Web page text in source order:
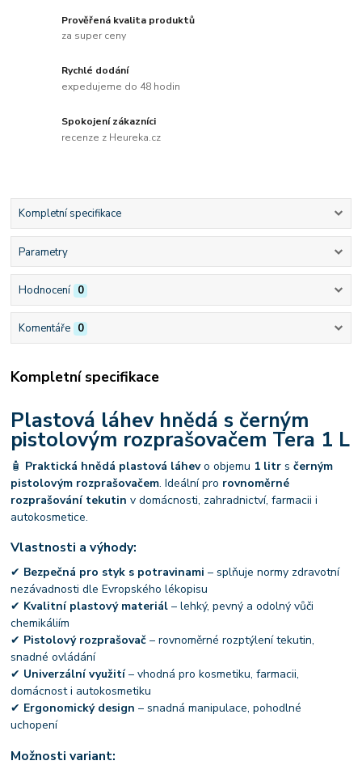
Prověřená kvalita produktů
za super ceny
Rychlé dodání
expedujeme do 48 hodin
Spokojení zákazníci
recenze z Heureka.cz
Kompletní specifikace
Parametry
Hodnocení 0
Komentáře 0
Kompletní specifikace
Plastová láhev hnědá s černým
pistolovým rozprašovačem Tera 1 L
🧴 Praktická hnědá plastová láhevo objemu 1 litr sčerným
pistolovým rozprašovačem. Ideální pro rovnoměrné
rozprašování tekutin v domácnosti, zahradnictví, farmacii i
autokosmetice.
Vlastnosti a výhody:
✔ Bezpečná pro styk s potravinami – splňuje normy zdravotní
nezávadnosti dle Evropského lékopisu
✔ Kvalitní plastový materiál – lehký, pevný a odolný vůči
chemikáliím
✔ Pistolový rozprašovač – rovnoměrné rozptýlení tekutin,
snadné ovládání
✔ Univerzální využití– vhodná pro kosmetiku, farmacii,
domácnost i autokosmetiku
✔ Ergonomický design – snadná manipulace, pohodlné
uchopení
Možnosti variant: